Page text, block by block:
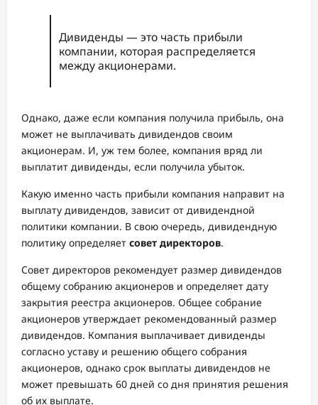
Дивиденды — это часть прибыли
компании, которая распределяется
между акционерами.
Однако, даже если компания получила прибыль, она
может не выплачивать дивидендов своим
акционерам. И, уж тем более, компания вряд ли
выплатит дивиденды, если получила убыток.
Какую именно часть прибыли компания направит на
выплату дивидендов, зависит от дивидендной
политики компании. В свою очередь, дивидендную
политику определяет совет директоров.
Совет директоров рекомендует размер дивидендов
общему собранию акционеров и определяет дату
закрытия реестра акционеров. Общее собрание
акционеров утверждает рекомендованный размер
дивидендов. Компания выплачивает дивиденды
согласно уставу и решению общего собрания
акционеров, однако срок выплаты дивидендов не
может превышать 60 дней со дня принятия решения
об их выплате.